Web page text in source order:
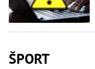
ŠPORT